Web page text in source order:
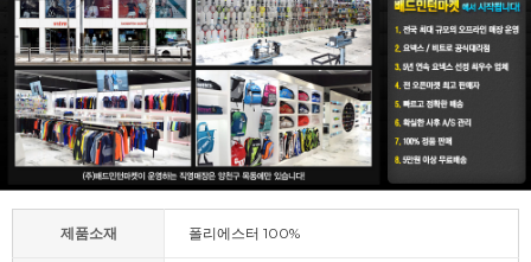
제품소재 폴리에스터 100%